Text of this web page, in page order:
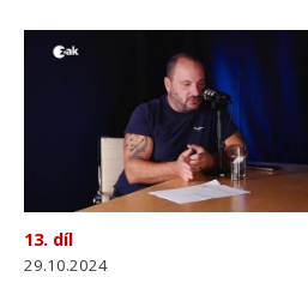
13. díl
29.10.2024